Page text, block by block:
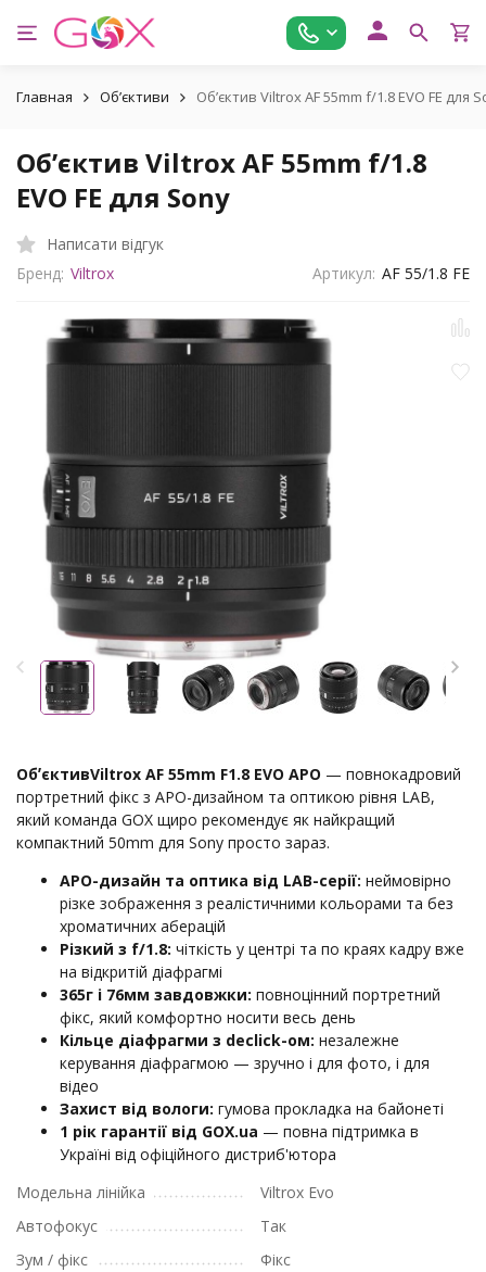
Главная Обʼєктиви Обʼєктив Viltrox AF 55mm f/1.8 EVO FE для
Обʼєктив Viltrox AF 55mm f/1.8
EVO FE для Sony
Написати відгук
Бренд: Viltrox Артикул: AF 55/1.8 FE
ОбʼєктивViltrox AF 55mm F1.8 EVO APO — повнокадровий
портретний фікс з APO-дизайном та оптикою рівня LAB,
який команда GOX щиро рекомендує як найкращий
компактний 50mm для Sony просто зараз.
APO-дизайн та оптика від LAB-серії: неймовірно
різке зображення з реалістичними кольорами та без
хроматичних аберацій
Різкий з f/1.8: чіткість у центрі та по краях кадру вже
на відкритій діафрагмі
365г і 76мм завдовжки: повноцінний портретний
фікс, який комфортно носити весь день
Кільце діафрагми з declick-ом: незалежне
керування діафрагмою — зручно і для фото, і для
відео
Захист від вологи: гумова прокладка на байонеті
1 рік гарантії від GOX.ua — повна підтримка в
Україні від офіційного дистриб'ютора
Модельна лінійка
Viltrox Evo
Автофокус
Так
Зум / фікс
Фікс